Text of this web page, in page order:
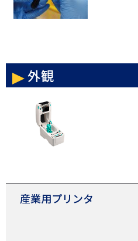
外観
産業用プリンタ